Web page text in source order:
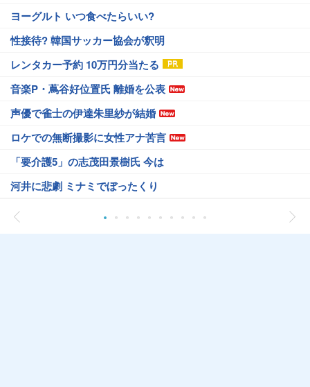
ヨーグルト いつ食べたらいい?
性接待? 韓国サッカー協会が釈明
レンタカー予約 10万円分当たる
音楽P・蔦谷好位置氏 離婚を公表
声優で雀士の伊達朱里紗が結婚
ロケでの無断撮影に女性アナ苦言
「要介護5」の志茂田景樹氏 今は
河井に悲劇 ミナミでぼったくり